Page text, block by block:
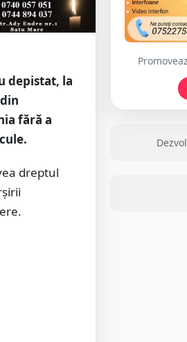
depistat, la
fără a
dreptul